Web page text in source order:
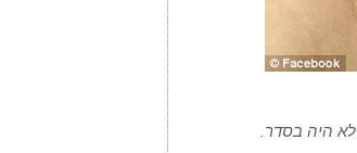
לא היה בסדר.